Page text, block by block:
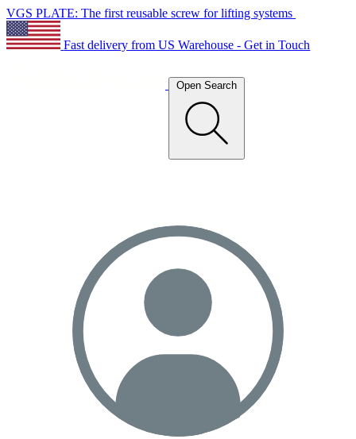
VGS PLATE: The first reusable screw for lifting systems
Fast delivery from US Warehouse - Get in Touch
Open Search